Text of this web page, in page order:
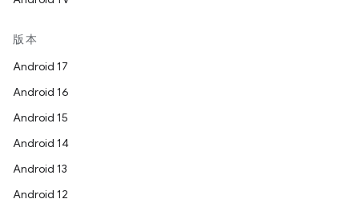
版本
Android 17
Android 16
Android 15
Android 14
Android 13
Android 12